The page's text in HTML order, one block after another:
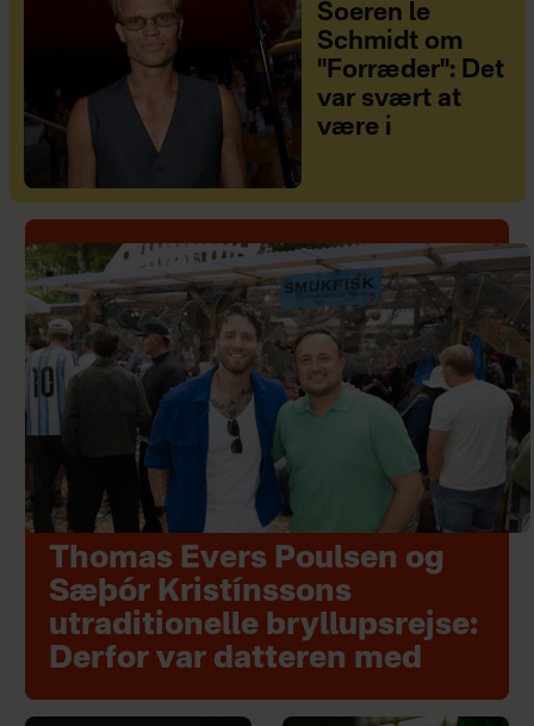
Soeren le
Schmidt om
"Forræder": Det
var svært at
være i
Thomas Evers Poulsen og
Sæþór Kristínssons
utraditionelle bryllupsrejse:
Derfor var datteren med